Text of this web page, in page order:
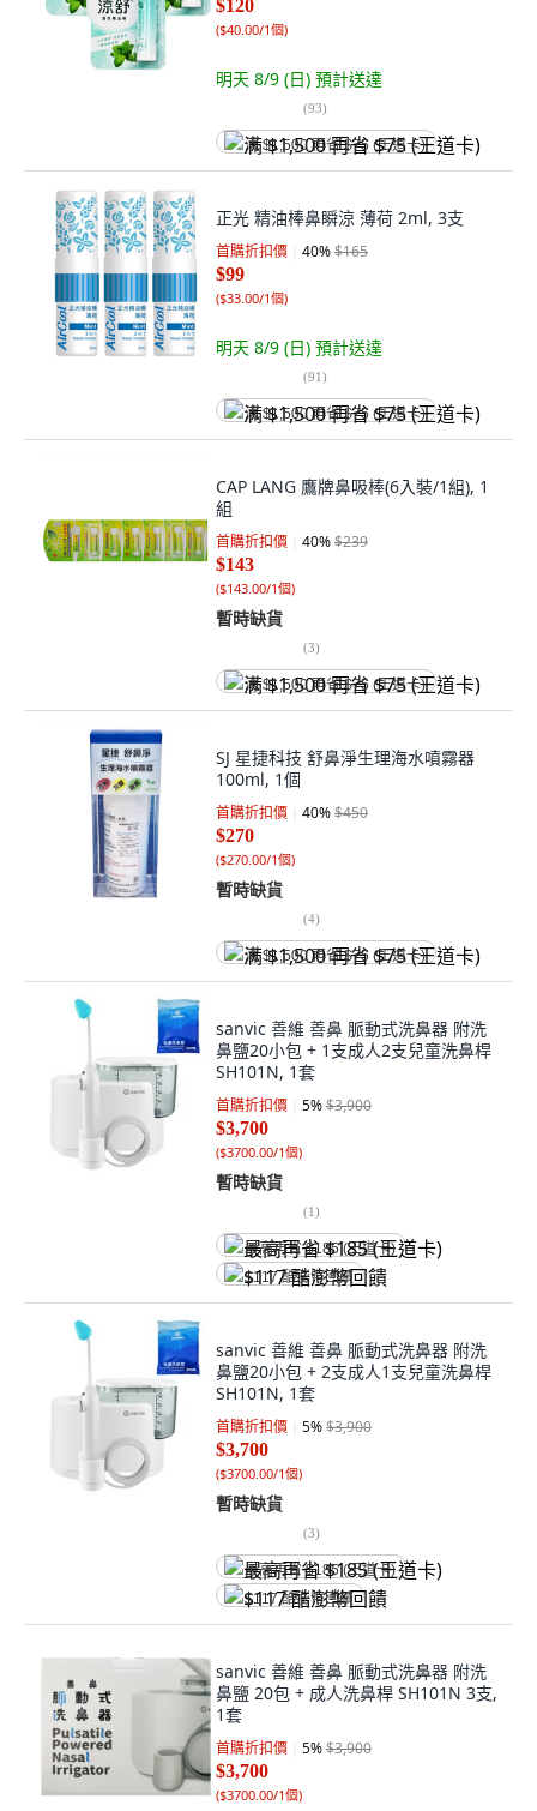
$120
($40.00/1個)
明天 8/9 (日) 預計送達
(93)
满 $1,500 再省 $75 (王道卡)
正光 精油棒鼻瞬涼 薄荷 2ml, 3支
首購折扣價 40%$165
$99
($33.00/1個)
明天 8/9 (日) 預計送達
(91)
满 $1,500 再省 $75 (王道卡)
CAP LANG 鷹牌鼻吸棒(6入裝/1組), 1
組
首購折扣價 40%$239
$143
($143.00/1個)
暫時缺貨
(3)
满 $1,500 再省 $75 (王道卡)
SJ 星捷科技 舒鼻淨生理海水噴霧器
100ml, 1個
首購折扣價 40%$450
$270
($270.00/1個)
暫時缺貨
(4)
满 $1,500 再省 $75 (王道卡)
sanvic 善維 善鼻 脈動式洗鼻器 附洗
鼻鹽20小包 + 1支成人2支兒童洗鼻桿
SH101N, 1套
首購折扣價 5%$3,900
$3,700
($3700.00/1個)
暫時缺貨
(1)
最高再省 $185 (王道卡)
$117 酷澎幣回饋
sanvic 善維 善鼻 脈動式洗鼻器 附洗
鼻鹽20小包 + 2支成人1支兒童洗鼻桿
SH101N, 1套
首購折扣價 5%$3,900
$3,700
($3700.00/1個)
暫時缺貨
(3)
最高再省 $185 (王道卡)
$117 酷澎幣回饋
sanvic 善維 善鼻 脈動式洗鼻器 附洗
鼻鹽 20包 + 成人洗鼻桿 SH101N 3支,
1套
首購折扣價 5%$3,900
$3,700
($3700.00/1個)